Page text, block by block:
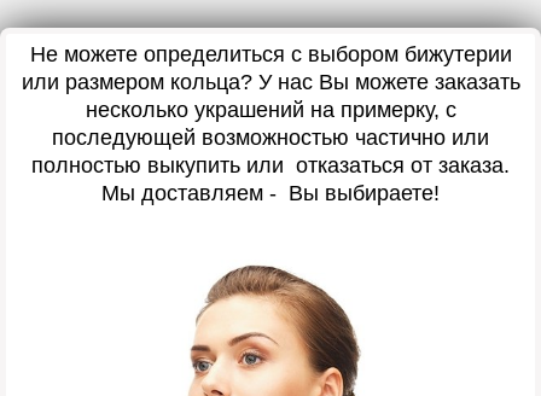
Не можете определиться с выбором бижутерии
или размером кольца? У нас Вы можете заказать
несколько украшений на примерку, с
последующей возможностью частично или
полностью выкупить или отказаться от заказа.
Мы доставляем - Вы выбираете!